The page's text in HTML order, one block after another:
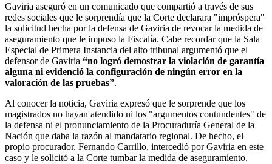
Gaviria aseguró en un comunicado que compartió a través de sus
redes sociales que le sorprendía que la Corte declarara "impróspera"
la solicitud hecha por la defensa de Gaviria de revocar la medida de
aseguramiento que le impuso la Fiscalía. Cabe recordar que la Sala
Especial de Primera Instancia del alto tribunal argumentó que el
defensor de Gaviria “no logró demostrar la violación de garantía
alguna ni evidenció la configuración de ningún error en la
valoración de las pruebas”.
Al conocer la noticia, Gaviria expresó que le sorprende que los
magistrados no hayan atendido ni los "argumentos contundentes" de
la defensa ni el pronunciamiento de la Procuraduría General de la
Nación que daba la razón al mandatario regional. De hecho, el
propio procurador, Fernando Carrillo, intercedió por Gaviria en este
caso y le solicitó a la Corte tumbar la medida de aseguramiento,